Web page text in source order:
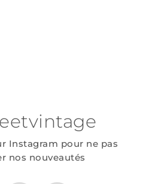
Instagram pour ne pas
nos nouveautés